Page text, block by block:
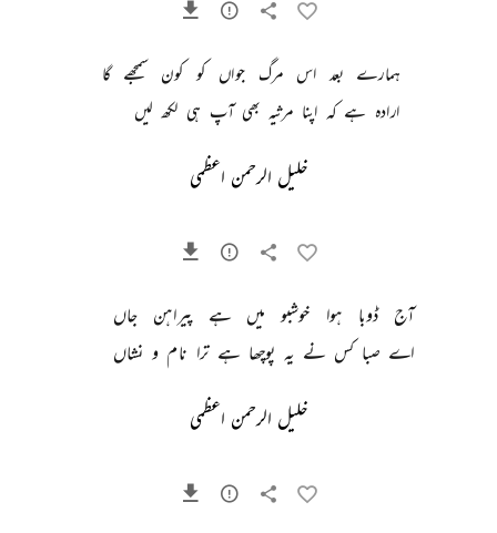
ہمارے بعد اس مرگ جواں کو کون سمجھے گا
ارادہ ہے کہ اپنا مرثیہ بھی آپ ہی لکھ لیں
خلیل الرحمن اعظمی
آج ڈوبا ہوا خوشبو میں ہے پیراہن جاں
اے صبا کس نے یہ پوچھا ہے ترا نام و نشاں
خلیل الرحمن اعظمی